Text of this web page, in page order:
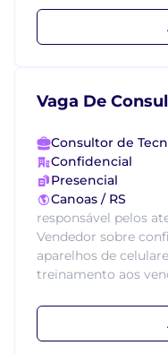
Vaga De
Consultor de
Confidencial
Presencial
Canoas / RS
responsável pelos
Vendedor sobre
aparelhos de
treinamento aos